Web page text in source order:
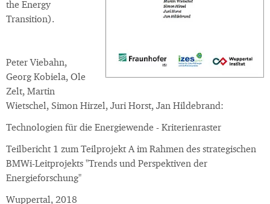
the Energy
Transition).
Peter Viebahn,
Georg Kobiela, Ole
Zelt, Martin
Wietschel, Simon Hirzel, Juri Horst, Jan Hildebrand:
Technologien für die Energiewende - Kriterienraster
Teilbericht 1 zum Teilprojekt A im Rahmen des strategischen
BMWi-Leitprojekts "Trends und Perspektiven der
Energieforschung"
Wuppertal, 2018